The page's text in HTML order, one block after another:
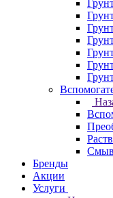
Бренды
Акции
Услуги